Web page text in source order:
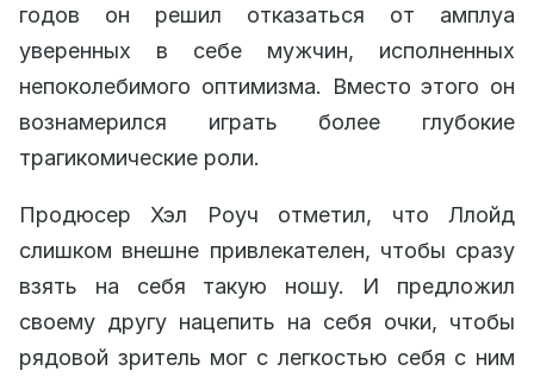
годов он решил отказаться от амплуа
уверенных в себе мужчин, исполненных
непоколебимого оптимизма. Вместо этого он
вознамерился играть более глубокие
трагикомические роли.
Продюсер Хэл Роуч отметил, что Ллойд
слишком внешне привлекателен, чтобы сразу
взять на себя такую ношу. И предложил
своему другу нацепить на себя очки, чтобы
рядовой зритель мог с легкостью себя с ним